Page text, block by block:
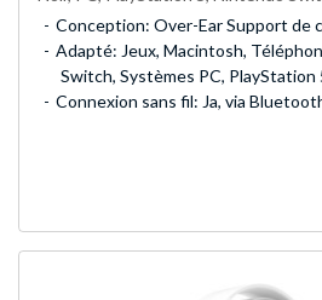
Conception: Over-Ear Support de
Adapté: Jeux, Macintosh,
Switch, Systèmes PC, PlayStation
Connexion sans fil: Ja, via